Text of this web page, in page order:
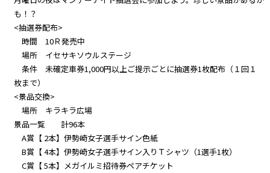
も！？
<抽選券配布>
時間 10Ｒ発売中
場所 イセサキソウルステージ
条件 未確定車券1,000円以上ご提示ごとに抽選券1枚配布（１回１
枚まで）
<景品交換>
場所 キラキラ広場
景品一覧 計96本
A賞【 2本】伊勢崎女子選手サイン色紙
B賞【 4本】伊勢崎女子選手サイン入りＴシャツ（1選手1枚）
C賞【 5本】メガイルミ招待券ペアチケット